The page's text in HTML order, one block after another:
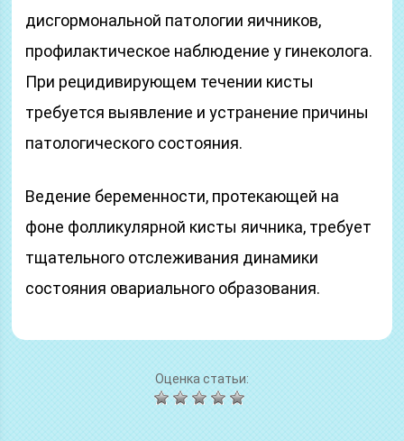
дисгормональной патологии яичников,
профилактическое наблюдение у гинеколога.
При рецидивирующем течении кисты
требуется выявление и устранение причины
патологического состояния.
Ведение беременности, протекающей на
фоне фолликулярной кисты яичника, требует
тщательного отслеживания динамики
состояния овариального образования.
Оценка статьи: